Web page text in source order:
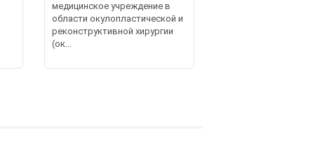
медицинское учреждение в
области окулопластической и
реконструктивной хирургии
(ок...